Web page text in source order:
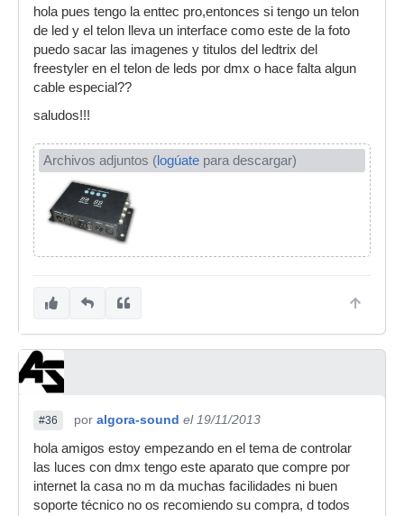
Que interfaz manejas?
hola pues tengo la enttec pro,entonces si tengo un telon
de led y el telon lleva un interface como este de la foto
puedo sacar las imagenes y titulos del ledtrix del
freestyler en el telon de leds por dmx o hace falta algun
cable especial??
saludos!!!
Archivos adjuntos (logúate para descargar)
#36 por algora-sound el 19/11/2013
hola amigos estoy empezando en el tema de controlar
las luces con dmx tengo este aparato que compre por
internet la casa no m da muchas facilidades ni buen
soporte técnico no os recomiendo su compra, d todos